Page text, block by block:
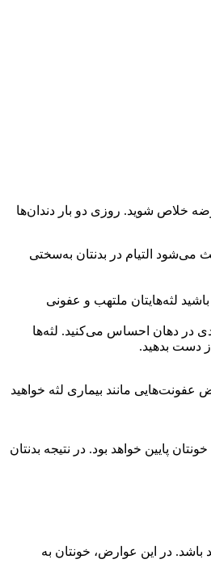
خلاص شوید. روزی دو بار دندان‌ها
می‌شود التیام در بدنتان به‌سختی
لثه‌هایتان ملتهب و عفونی
در دهان احساس می‌کنید. لثه‌ها
دست بدهید.
عفونت‌هایی مانند بیماری لثه خواهید
پایین خواهد بود. در نتیجه بدنتان
باشد. در این عوارض، خونتان به